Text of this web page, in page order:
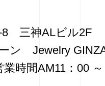
8 三神ALビル2F
ン Jewelry
時間AM11：00